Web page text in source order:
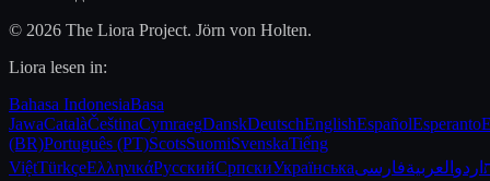
© 2026 The Liora Project. Jörn von Holten.
Liora lesen in:
Bahasa IndonesiaBasa
JawaCatalàČeštinaCymraegDanskDeutschEnglishEspañolEsperanto
(BR)Português (PT)ScotsSuomiSvenskaTiếng
ViệtTürkçeΕλληνικάРусскийСрпскиУкраїнська اردو العربيةفارسی